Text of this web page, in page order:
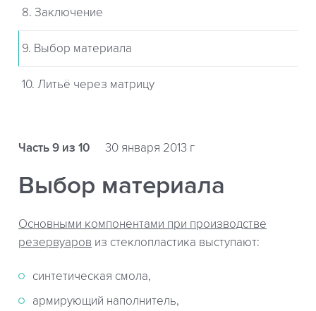
8. Заключение
9. Выбор материала
10. Литьё через матрицу
Часть 9 из 10 30 января 2013 г
Выбор материала
Основными компонентами при производстве
резервуаров из стеклопластика выступают:
синтетическая смола,
армирующий наполнитель,